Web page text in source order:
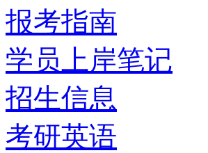
报考指南
学员上岸笔记
招生信息
考研英语